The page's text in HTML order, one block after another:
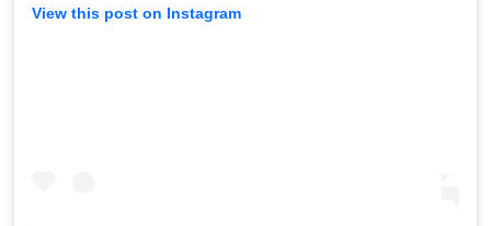
View this post on Instagram